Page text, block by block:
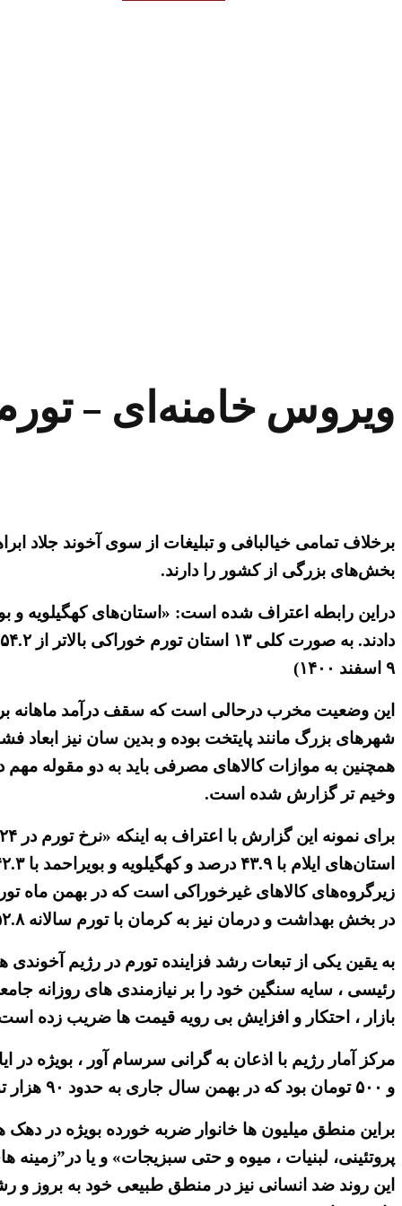
ویروس خامنه‌ای – تورم به مرز
برخلاف تمامی خیالبافی و تبلیغات از سوی آخوند جلاد
بخش‌های بزرگی از کشور را دارند.
۹ اسفند ۱۴۰۰)
این وضعیت مخرب درحالی است که سقف درآمد ماهانه
شهرهای بزرگ مانند پایتخت بوده و بدین سان نیز ابعاد
همچنین به موازات کالاهای مصرفی باید به دو مقوله
وخیم تر گزارش شده است.
در بخش بهداشت و درمان نیز به کرمان با تورم سالانه ۵۲.۸ درصدی اختصاص داشت».
به یقین یکی از تبعات رشد فزاینده تورم در رژیم
رئیسی ، سایه سنگین خود را بر نیازمندی های روزانه
بازار ، احتکار و افزایش بی رویه قیمت ها ضریب زده
و ۵۰۰ تومان بود که در بهمن سال جاری به حدود ۹۰ هزار تومان و ۱۹۰ هزار تومان رسید».
براین منطق میلیون ها خانوار ضربه خورده بویژه در
پروتئینی، لبنیات ، میوه و حتی سبزیجات» و یا
این روند ضد انسانی نیز در منطق طبیعی خود به بروز و